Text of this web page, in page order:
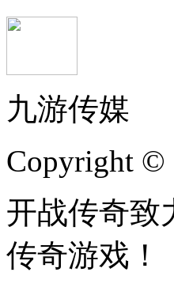
九游传媒
Copyright ©
开战传奇致
传奇游戏！